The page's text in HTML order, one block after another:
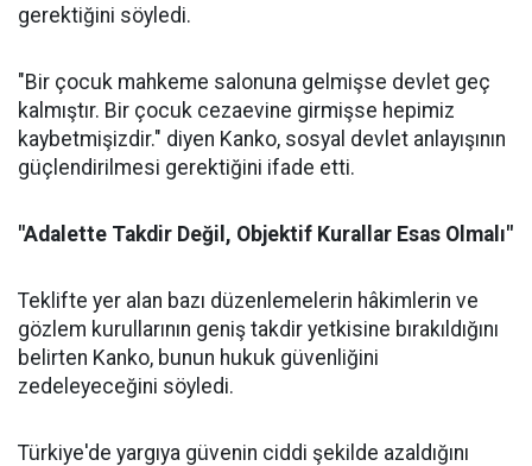
gerektiğini söyledi.
"Bir çocuk mahkeme salonuna gelmişse devlet geç
kalmıştır. Bir çocuk cezaevine girmişse hepimiz
kaybetmişizdir." diyen Kanko, sosyal devlet anlayışının
güçlendirilmesi gerektiğini ifade etti.
"Adalette Takdir Değil, Objektif Kurallar Esas Olmalı"
Teklifte yer alan bazı düzenlemelerin hâkimlerin ve
gözlem kurullarının geniş takdir yetkisine bırakıldığını
belirten Kanko, bunun hukuk güvenliğini
zedeleyeceğini söyledi.
Türkiye'de yargıya güvenin ciddi şekilde azaldığını